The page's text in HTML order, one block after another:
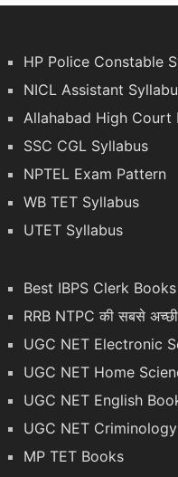
HP Police Constable
NICL Assistant
Allahabad High Court
SSC CGL Syllabus
NPTEL Exam Pattern
WB TET Syllabus
UTET Syllabus
Best IBPS Clerk Books
RRB NTPC की सबसे अच्छी
UGC NET Electronic
UGC NET Home
UGC NET English
UGC NET
MP TET Books